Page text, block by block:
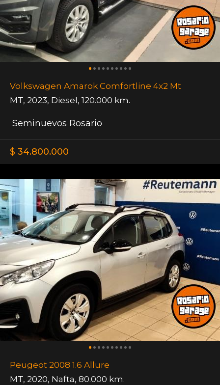
Volkswagen Amarok Comfortline 4x2 Mt
MT, 2023, Diesel, 120.000 km.
Seminuevos Rosario
$ 34.800.000
Peugeot 2008 1.6 Allure
MT, 2020, Nafta, 80.000 km.